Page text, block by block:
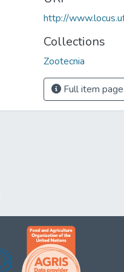
http://
Collections
Zootecnia
Full item page